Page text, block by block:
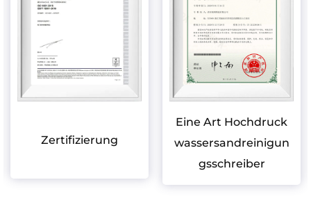
Zertifizierung
Eine Art Hochdruck
wassersandreinigun
gsschreiber